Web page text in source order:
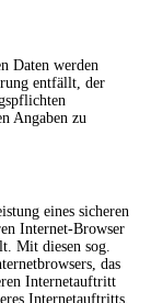
Daten werden
entfällt, der
Angaben zu
eines sicheren
Internet-Browser
Mit diesen sog.
das
Internetauftritt
Internetauftritts,